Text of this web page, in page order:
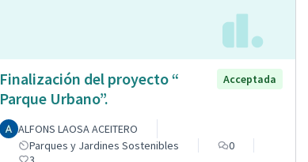
Finalización del proyecto “
Parque Urbano”.
Acceptada
ALFONS LAOSA ACEITERO
Parques y Jardines Sostenibles
0